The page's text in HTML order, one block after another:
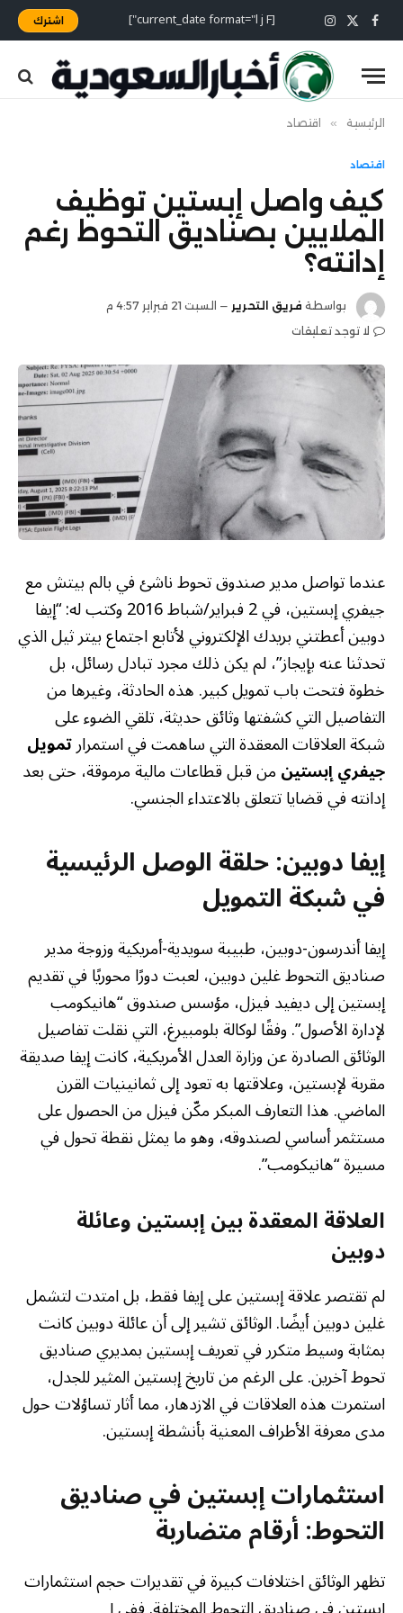
فيسبوك
X
(Twitter)
الانستغرام [current_date format="l j F"] اشترك
الرئيسية » اقتصاد
اقتصاد
كيف واصل إبستين توظيف
الملايين بصناديق التحوط رغم
إدانته؟
بواسطة فريق التحرير
السبت 21 فبراير 4:57 م
لا توجد تعليقات
عندما تواصل مدير صندوق تحوط ناشئ في بالم بيتش مع
جيفري إبستين، في 2 فبراير/شباط 2016 وكتب له: “إيفا
دوبين أعطتني بريدك الإلكتروني لأتابع اجتماع بيتر ثيل الذي
تحدثنا عنه بإيجاز”، لم يكن ذلك مجرد تبادل رسائل، بل
خطوة فتحت باب تمويل كبير. هذه الحادثة، وغيرها من
التفاصيل التي كشفتها وثائق حديثة، تلقي الضوء على
شبكة العلاقات المعقدة التي ساهمت في استمرارتمويل
جيفري إبستينمن قبل قطاعات مالية مرموقة، حتى بعد
إدانته في قضايا تتعلق بالاعتداء الجنسي.
إيفا دوبين: حلقة الوصل الرئيسية
في شبكة التمويل
إيفا أندرسون-دوبين، طبيبة سويدية-أمريكية وزوجة مدير
صناديق التحوط غلين دوبين، لعبت دورًا محوريًا في تقديم
إبستين إلى ديفيد فيزل، مؤسس صندوق “هانيكومب
لإدارة الأصول”. وفقًا لوكالة بلومبيرغ، التي نقلت تفاصيل
الوثائق الصادرة عن وزارة العدل الأمريكية، كانت إيفا صديقة
مقربة لإبستين، وعلاقتها به تعود إلى ثمانينيات القرن
الماضي. هذا التعارف المبكر مكّن فيزل من الحصول على
مستثمر أساسي لصندوقه، وهو ما يمثل نقطة تحول في
مسيرة “هانيكومب”.
العلاقة المعقدة بين إبستين وعائلة
دوبين
لم تقتصر علاقة إبستين على إيفا فقط، بل امتدت لتشمل
غلين دوبين أيضًا. الوثائق تشير إلى أن عائلة دوبين كانت
بمثابة وسيط متكرر في تعريف إبستين بمديري صناديق
تحوط آخرين. على الرغم من تاريخ إبستين المثير للجدل،
استمرت هذه العلاقات في الازدهار، مما أثار تساؤلات حول
مدى معرفة الأطراف المعنية بأنشطة إبستين.
استثمارات إبستين في صناديق
التحوط: أرقام متضاربة
تظهر الوثائق اختلافات كبيرة في تقديرات حجم استثمارات